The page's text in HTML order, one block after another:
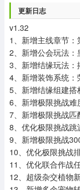
更新日志
v1.32
1、新增主线章节
2、新增公会玩法：
3、新增结缘玩法：
4、新增装饰系统：
5、新增结缘组建
6、新增极限挑战难
7、新增极限挑战匹
8、优化极限挑战跳
9、新增极限挑战
10、优化极限挑战
11、优化联合作战
12、超级杂交植物